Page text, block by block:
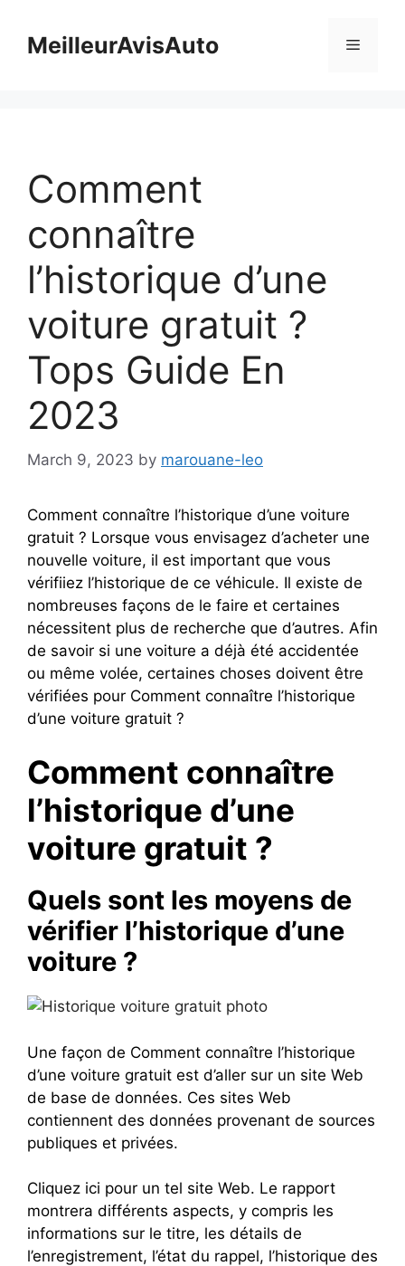
contentMeilleurAvisAuto Menu
Comment
connaître
l’historique d’une
voiture gratuit ?
Tops Guide En
2023
March 9, 2023 by marouane-leo
Comment connaître l’historique d’une voiture
gratuit ? Lorsque vous envisagez d’acheter une
nouvelle voiture, il est important que vous
vérifiiez l’historique de ce véhicule. Il existe de
nombreuses façons de le faire et certaines
nécessitent plus de recherche que d’autres. Afin
de savoir si une voiture a déjà été accidentée
ou même volée, certaines choses doivent être
vérifiées pour Comment connaître l’historique
d’une voiture gratuit ?
Comment connaître
l’historique d’une
voiture gratuit ?
Quels sont les moyens de
vérifier l’historique d’une
voiture ?
Une façon de Comment connaître l’historique
d’une voiture gratuit est d’aller sur un site Web
de base de données. Ces sites Web
contiennent des données provenant de sources
publiques et privées.
Cliquez ici pour un tel site Web. Le rapport
montrera différents aspects, y compris les
informations sur le titre, les détails de
l’enregistrement, l’état du rappel, l’historique des